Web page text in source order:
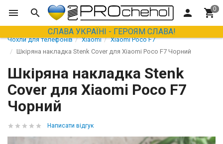
СЛАВА УКРАЇНІ - ГЕРОЯМ СЛАВА!
Чохли для телефонів Xiaomi
Xiaomi Poco F7
Шкіряна накладка Stenk Cover для Xiaomi Poco F7 Чорний
Шкіряна накладка Stenk
Cover для Xiaomi Poco F7
Чорний
Написати відгук